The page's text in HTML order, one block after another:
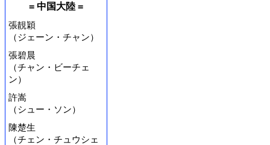
= 中国大陸 =
張靚穎
（ジェーン・チャン）
張碧晨
（チャン・ビーチェ
ン）
許嵩
（シュー・ソン）
陳楚生
（チェン・チュウシェ